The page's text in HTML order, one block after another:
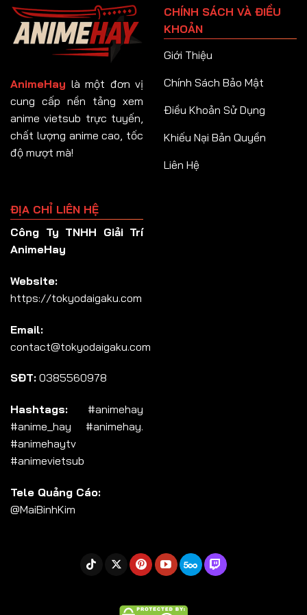
Tập 93
Tập 95
Tập 96
Tập 97
Tập 101
Tập 108
Tập 109
Tập 115
AnimeHay là một đơn vị
cung cấp nền tảng xem
anime vietsub trực tuyến,
chất lượng anime cao, tốc
độ mượt mà!
CHÍNH SÁCH VÀ ĐIỀU
KHOẢN
Giới Thiệu
Chính Sách Bảo Mật
Điều Khoản Sử Dụng
Khiếu Nại Bản Quyền
Liên Hệ
ĐỊA CHỈ LIÊN HỆ
Công Ty TNHH Giải Trí
AnimeHay
Website:
https://tokyodaigaku.com
Email:
contact@tokyodaigaku.com
SĐT: 0385560978
Hashtags: #animehay
#anime_hay #animehay.
#animehaytv
#animevietsub
Tele Quảng Cáo:
@MaiBinhKim